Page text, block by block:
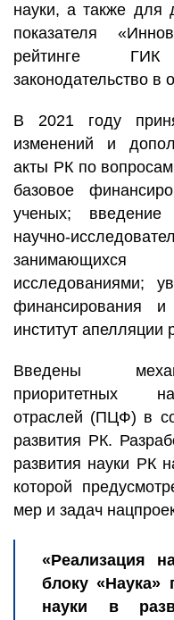
науки, а также для
показателя
рейтинге
законодательство в
В 2021 году
изменений и
акты РК по
базовое
ученых; введение
научно-
исследованиями;
институт
Введены
приоритетных
отраслей (ПЦФ) в
развития РК.
развития науки РК
которой
мер и задач
«Реализация
блоку «Наука»
науки в